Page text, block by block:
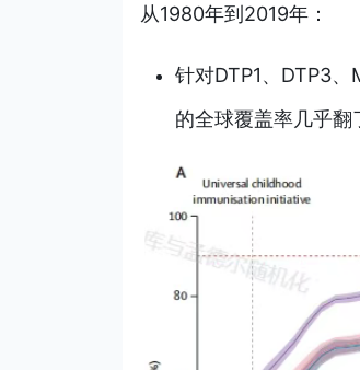
从1980年到2019年：
针对DTP1、DTP3
的全球覆盖率几乎翻